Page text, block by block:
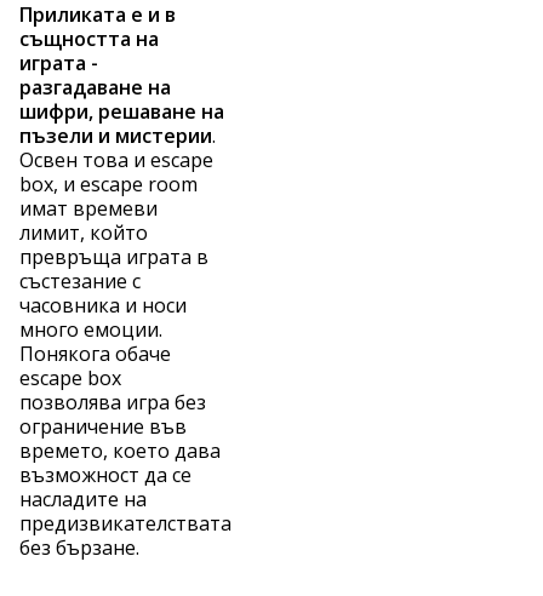
Приликата е и в
същността на
играта -
разгадаване на
шифри, решаване на
пъзели и мистерии.
Освен това и escape
box, и escape room
имат времеви
лимит, който
превръща играта в
състезание с
часовника и носи
много емоции.
Понякога обаче
escape box
позволява игра без
ограничение във
времето, което дава
възможност да се
насладите на
предизвикателствата
без бързане.